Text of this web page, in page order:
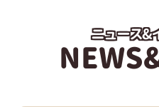
ニュース&